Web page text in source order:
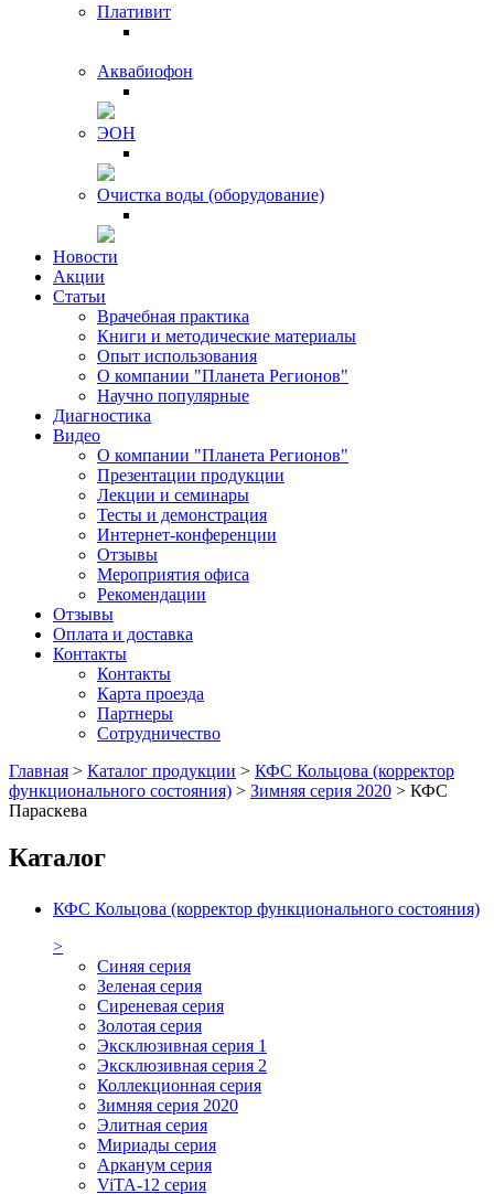
Плативит
Аквабиофон
ЭОН
Очистка воды (оборудование)
Новости
Акции
Статьи
Врачебная практика
Книги и методические материалы
Опыт использования
О компании "Планета Регионов"
Научно популярные
Диагностика
Видео
О компании "Планета Регионов"
Презентации продукции
Лекции и семинары
Тесты и демонстрация
Интернет-конференции
Отзывы
Мероприятия офиса
Рекомендации
Отзывы
Оплата и доставка
Контакты
Контакты
Карта проезда
Партнеры
Сотрудничество
Главная > Каталог продукции > КФС Кольцова (корректор
функционального состояния) > Зимняя серия 2020 > КФС
Параскева
Каталог
КФС Кольцова (корректор функционального состояния)
>
Синяя серия
Зеленая серия
Сиреневая серия
Золотая серия
Эксклюзивная серия 1
Эксклюзивная серия 2
Коллекционная серия
Зимняя серия 2020
Элитная серия
Мириады серия
Арканум серия
ViTA-12 серия